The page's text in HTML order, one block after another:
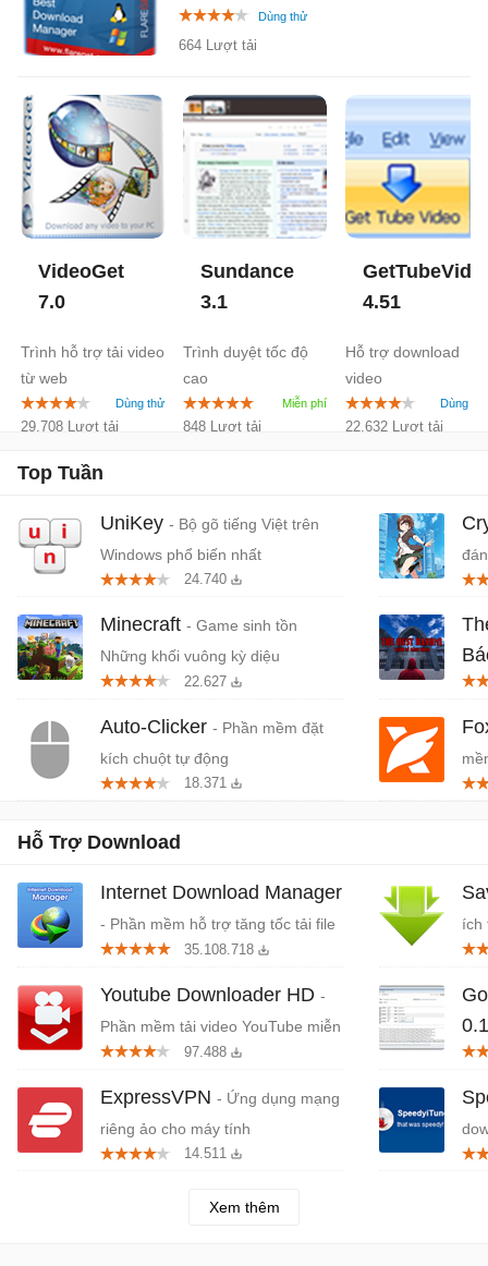
664 Lượt tải
VideoGet
7.0
Trình hỗ trợ tải video
từ web
29.708 Lượt tải
Sundance
3.1
Trình duyệt tốc độ
cao
848 Lượt tải
4.51
Hỗ trợ download
video
22.632 Lượt tải
Top Tuần
UniKey - Bộ gõ tiếng Việt trên
Windows phổ biến nhất
24.740
Minecraft - Game sinh tồn
Những khối vuông kỳ diệu
22.627
Auto-Clicker - Phần mềm đặt
kích chuột tự động
18.371
Hỗ Trợ Download
Internet Download Manager
- Phần mềm hỗ trợ tăng tốc tải file
và download video
35.108.718
Youtube Downloader HD -
Phần mềm tải video YouTube miễn
phí cho máy tính
97.488
ExpressVPN - Ứng dụng mạng
riêng ảo cho máy tính
14.511
ích
Xem thêm